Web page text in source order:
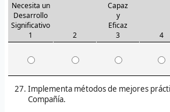
Necesita un
Desarrollo
Significativo
1
2
Capaz
y
Eficaz
3
4
Implementa métodos de mejores
Compañía.